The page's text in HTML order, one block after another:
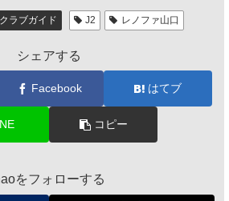
ラブガイド J2 レノファ山口
シェアする
Facebook はてブ
コピー
をフォローする